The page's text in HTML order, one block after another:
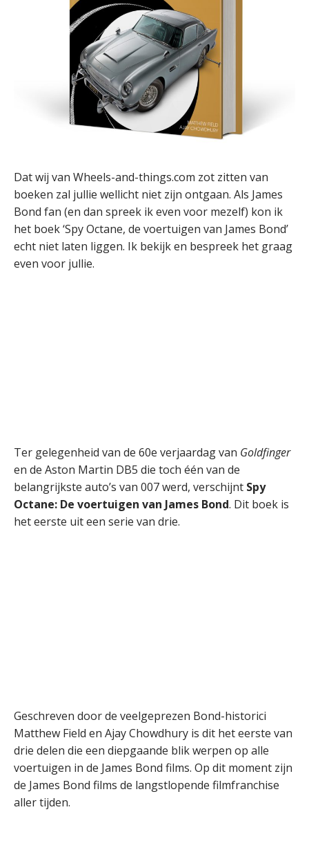
Dat wij van Wheels-and-things.com zot zitten van
boeken zal jullie wellicht niet zijn ontgaan. Als James
Bond fan (en dan spreek ik even voor mezelf) kon ik
het boek ‘Spy Octane, de voertuigen van James Bond’
echt niet laten liggen. Ik bekijk en bespreek het graag
even voor jullie.
Ter gelegenheid van de 60e verjaardag van Goldfinger
en de Aston Martin DB5 die toch één van de
belangrijkste auto’s van 007 werd, verschijnt Spy
Octane: De voertuigen van James Bond. Dit boek is
het eerste uit een serie van drie.
Geschreven door de veelgeprezen Bond-historici
Matthew Field en Ajay Chowdhury is dit het eerste van
drie delen die een diepgaande blik werpen op alle
voertuigen in de James Bond films. Op dit moment zijn
de James Bond films de langstlopende filmfranchise
aller tijden.